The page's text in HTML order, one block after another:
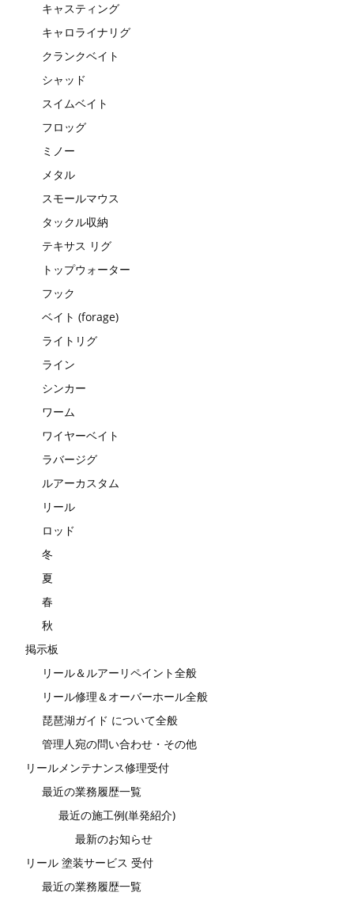
キャスティング
キャロライナリグ
クランクベイト
シャッド
スイムベイト
フロッグ
ミノー
メタル
スモールマウス
タックル収納
テキサス リグ
トップウォーター
フック
ベイト (forage)
ライトリグ
ライン
シンカー
ワーム
ワイヤーベイト
ラバージグ
ルアーカスタム
リール
ロッド
冬
夏
春
秋
掲示板
リール＆ルアーリペイント全般
リール修理＆オーバーホール全般
琵琶湖ガイド について全般
管理人宛の問い合わせ・その他
リールメンテナンス修理受付
最近の業務履歴一覧
最近の施工例(単発紹介)
最新のお知らせ
リール 塗装サービス 受付
最近の業務履歴一覧